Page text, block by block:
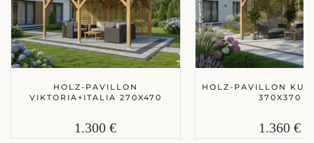
HOLZ-PAVILLON
VIKTORIA+ITALIA 270X470
1.300 €
HOLZ-PAVILLON
370X370
1.360 €